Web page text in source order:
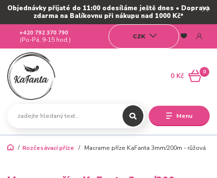
Objednávky přijaté do 11:00 odesíláme ještě dnes • Doprava
zdarma na Balíkovnu při nákupu nad 1000 Kč*
Menu
CZK
+420 792 370 790
(Po-Pá, 9-15 hod.)
0
0 Kč
Rozčesávací příze Macrame příze KaFanta 3mm/200m - růžová